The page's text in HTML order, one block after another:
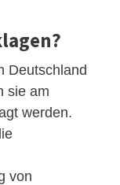
Deutschland
sie am
werden.
von